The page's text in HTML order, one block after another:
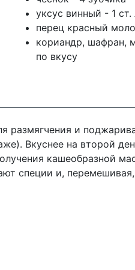
уксус винный - 1
перец красный
кориандр, шафран,
по вкусу
размягчения и
Вкуснее на второй
кашеобразной
специи и,